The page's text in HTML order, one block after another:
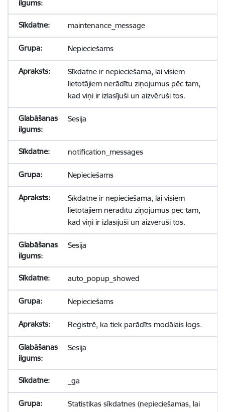
maintenance_message
Nepieciešams
Sīkdatne ir nepieciešama, lai visiem
lietotājiem nerādītu ziņojumus pēc tam,
kad viņi ir izlasījuši un aizvēruši tos.
Sesija
notification_messages
Nepieciešams
Sīkdatne ir nepieciešama, lai visiem
lietotājiem nerādītu ziņojumus pēc tam,
kad viņi ir izlasījuši un aizvēruši tos.
Sesija
auto_popup_showed
Nepieciešams
Reģistrē, ka tiek parādīts modālais logs.
Sesija
_ga
Statistikas sīkdatnes (nepieciešamas, lai